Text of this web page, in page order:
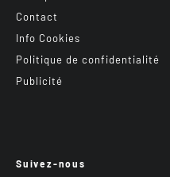
Contact
Info Cookies
Politique de confidentialité
Publicité
Suivez-nous